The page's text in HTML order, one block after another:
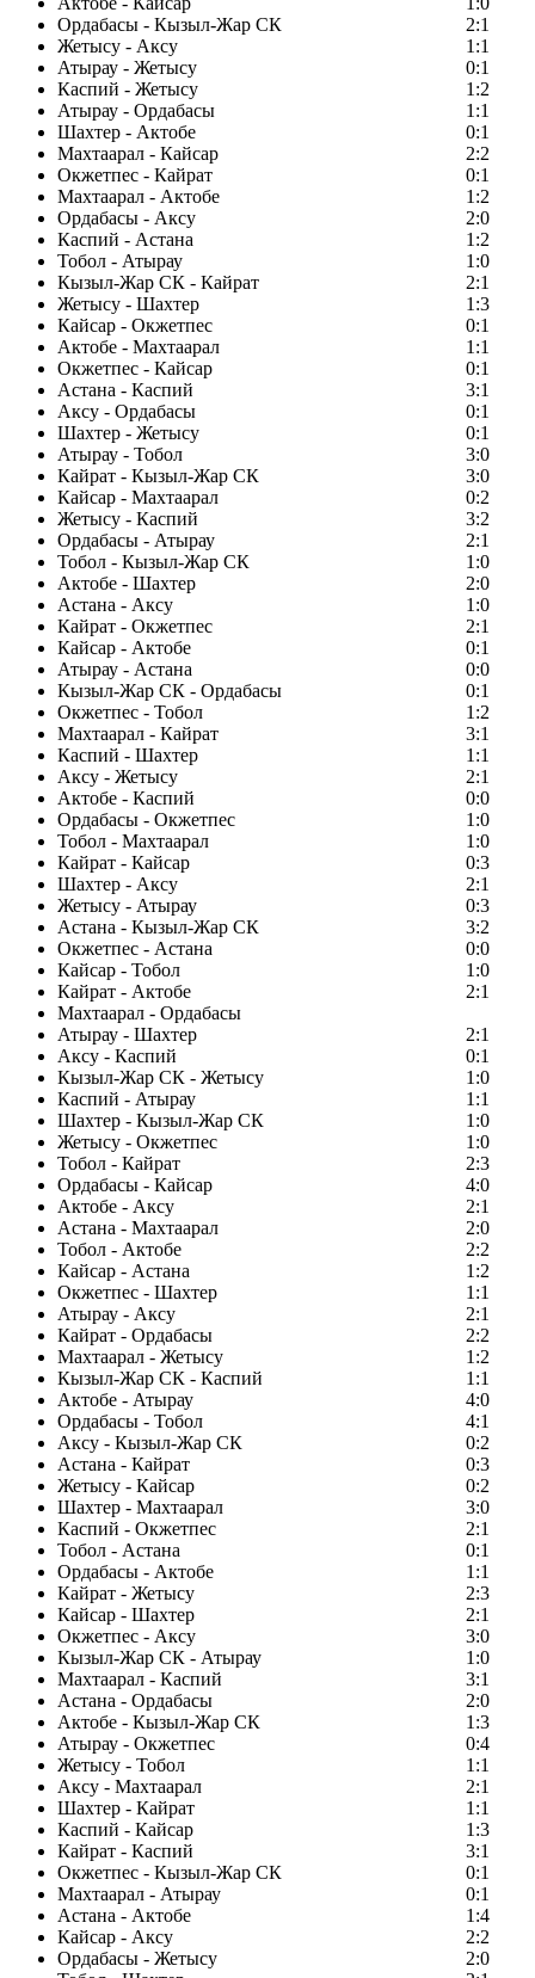
Ордабасы - Кызыл-Жар СК
2:1
Жетысу - Аксу
1:1
Атырау - Жетысу
0:1
Каспий - Жетысу
1:2
Атырау - Ордабасы
1:1
Шахтер - Актобе
0:1
Махтаарал - Кайсар
2:2
Окжетпес - Кайрат
0:1
Махтаарал - Актобе
1:2
Ордабасы - Аксу
2:0
Каспий - Астана
1:2
Тобол - Атырау
1:0
Кызыл-Жар СК - Кайрат
2:1
Жетысу - Шахтер
1:3
Кайсар - Окжетпес
0:1
Актобе - Махтаарал
1:1
Окжетпес - Кайсар
0:1
Астана - Каспий
3:1
Аксу - Ордабасы
0:1
Шахтер - Жетысу
0:1
Атырау - Тобол
3:0
Кайрат - Кызыл-Жар СК
3:0
Кайсар - Махтаарал
0:2
Жетысу - Каспий
3:2
Ордабасы - Атырау
2:1
Тобол - Кызыл-Жар СК
1:0
Актобе - Шахтер
2:0
Астана - Аксу
1:0
Кайрат - Окжетпес
2:1
Кайсар - Актобе
0:1
Атырау - Астана
0:0
Кызыл-Жар СК - Ордабасы
0:1
Окжетпес - Тобол
1:2
Махтаарал - Кайрат
3:1
Каспий - Шахтер
1:1
Аксу - Жетысу
2:1
Актобе - Каспий
0:0
Ордабасы - Окжетпес
1:0
Тобол - Махтаарал
1:0
Кайрат - Кайсар
0:3
Шахтер - Аксу
2:1
Жетысу - Атырау
0:3
Астана - Кызыл-Жар СК
3:2
Окжетпес - Астана
0:0
Кайсар - Тобол
1:0
Кайрат - Актобе
2:1
Махтаарал - Ордабасы
Атырау - Шахтер
2:1
Аксу - Каспий
0:1
Кызыл-Жар СК - Жетысу
1:0
Каспий - Атырау
1:1
Шахтер - Кызыл-Жар СК
1:0
Жетысу - Окжетпес
1:0
Тобол - Кайрат
2:3
Ордабасы - Кайсар
4:0
Актобе - Аксу
2:1
Астана - Махтаарал
2:0
Тобол - Актобе
2:2
Кайсар - Астана
1:2
Окжетпес - Шахтер
1:1
Атырау - Аксу
2:1
Кайрат - Ордабасы
2:2
Махтаарал - Жетысу
1:2
Кызыл-Жар СК - Каспий
1:1
Актобе - Атырау
4:0
Ордабасы - Тобол
4:1
Аксу - Кызыл-Жар СК
0:2
Астана - Кайрат
0:3
Жетысу - Кайсар
0:2
Шахтер - Махтаарал
3:0
Каспий - Окжетпес
2:1
Тобол - Астана
0:1
Ордабасы - Актобе
1:1
Кайрат - Жетысу
2:3
Кайсар - Шахтер
2:1
Окжетпес - Аксу
3:0
Кызыл-Жар СК - Атырау
1:0
Махтаарал - Каспий
3:1
Астана - Ордабасы
2:0
Актобе - Кызыл-Жар СК
1:3
Атырау - Окжетпес
0:4
Жетысу - Тобол
1:1
Аксу - Махтаарал
2:1
Шахтер - Кайрат
1:1
Каспий - Кайсар
1:3
Кайрат - Каспий
3:1
Окжетпес - Кызыл-Жар СК
0:1
Махтаарал - Атырау
0:1
Астана - Актобе
1:4
Кайсар - Аксу
2:2
Ордабасы - Жетысу
2:0